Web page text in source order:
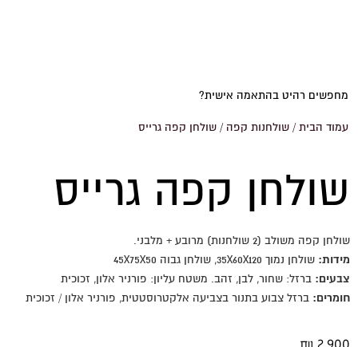
עמוד הבית/ שולחנות קפה / שולחן קפה גרייס
מחפשים רהיט בהתאמה אישית?
שולחן קפה גרייס
שולחן קפה משולב (2 שולחנות) מרובע + מלבני.
מידות: שולחן נמוך 35X60X120, שולחן גבוה 45X75X50
צבעים: ברזל: שחור, לבן, זהב. משטח עליון: פורניר אלון, זכוכית
חומרים: ברזל צבוע בתנור בצביעה אלקטרוסטטית, פורניר אלון / זכוכית